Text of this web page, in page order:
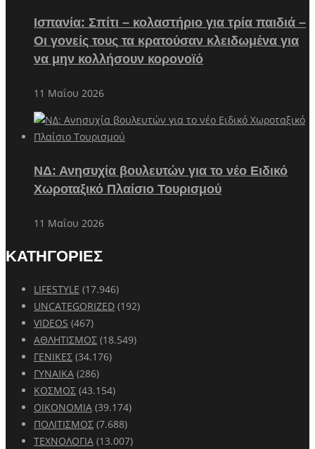
Ισπανία: Σπίτι – κολαστήριο για τρία παιδιά –
Οι γονείς τους τα κρατούσαν κλειδωμένα για
να μην κολλήσουν κορονοϊό
11 Μαΐου 2026
ΝΔ: Ανησυχία βουλευτών για το νέο Ειδικό
Χωροταξικό Πλαίσιο Τουρισμού
11 Μαΐου 2026
ΚΑΤΗΓΟΡΙΕΣ
LIFESTYLE (17.946)
UNCATEGORIZED (192)
VIDEOS (467)
ΑΘΛΗΤΙΣΜΟΣ (18.549)
ΓΕΝΙΚΕΣ (34.176)
ΓΥΝΑΙΚΑ (286)
ΚΟΣΜΟΣ (43.154)
ΟΙΚΟΝΟΜΙΑ (39.174)
ΠΟΛΙΤΙΣΜΟΣ (7.688)
ΤΕΧΝΟΛΟΓΙΑ (13.007)